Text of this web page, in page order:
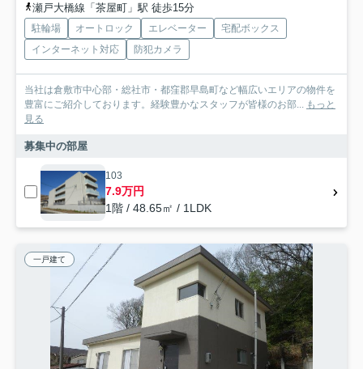
瀬戸大橋線「茶屋町」駅 徒歩15分
駐輪場 オートロック エレベーター
宅配ボックス
インターネット対応
防犯カメラ
当社は倉敷市中心部・総社市・都窪郡早島町など幅広いエリアの物件を
豊富にご紹介しております。経験豊かなスタッフが皆様のお部...
もっと
見る
募集中の部屋
103
7.9万円
1階 / 48.65㎡ / 1LDK
一戸建て